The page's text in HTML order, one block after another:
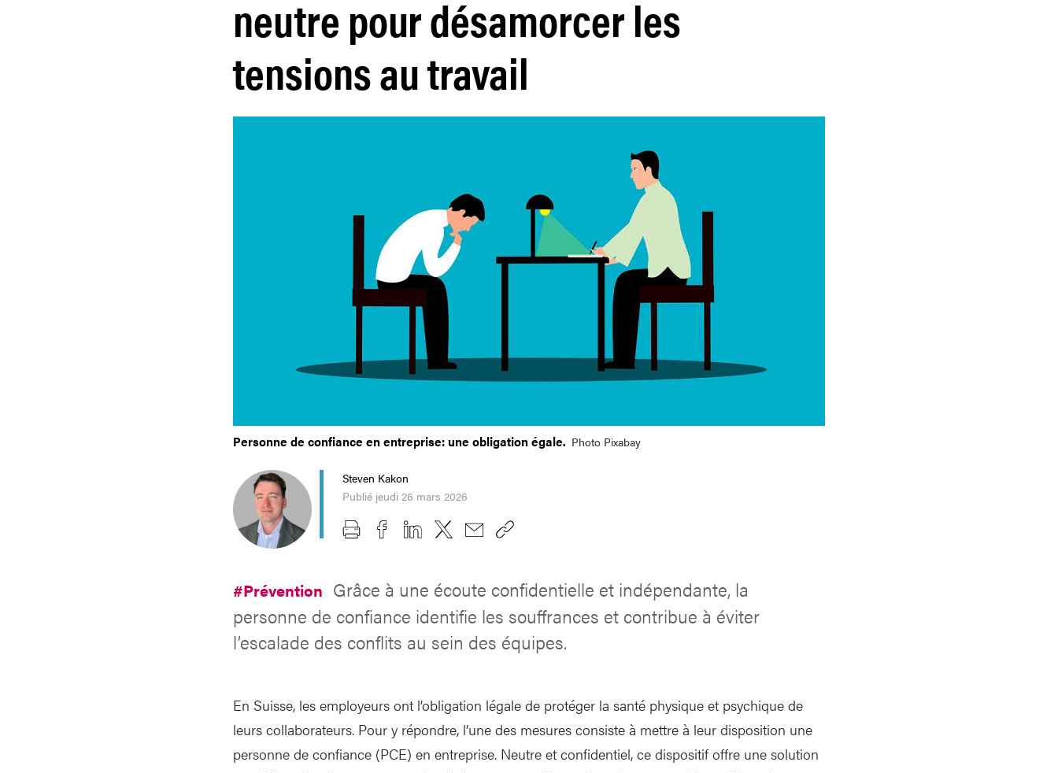
neutre pour désamorcer les
tensions au travail
Personne de confiance en entreprise: une obligation égale. Photo Pixabay
Steven Kakon
Publié jeudi 26 mars 2026
#Prévention Grâce à une écoute confidentielle et indépendante, la
personne de confiance identifie les souffrances et contribue à éviter
l’escalade des conflits au sein des équipes.
En Suisse, les employeurs ont l’obligation légale de protéger la santé physique et psychique de
leurs collaborateurs. Pour y répondre, l’une des mesures consiste à mettre à leur disposition une
personne de confiance (PCE) en entreprise. Neutre et confidentiel, ce dispositif offre une solution